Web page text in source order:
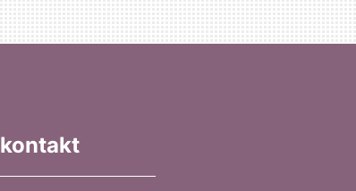
kontakt